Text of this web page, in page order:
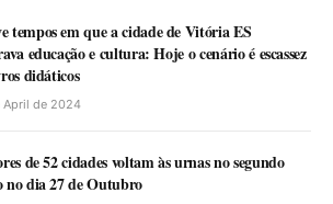
tempos em que a cidade de Vitória ES
educação e cultura: Hoje o cenário é escassez
didáticos
April de 2024
de 52 cidades voltam às urnas no segundo
no dia 27 de Outubro